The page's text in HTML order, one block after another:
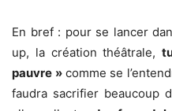
En bref : pour se lancer
up, la création théâtrale,
pauvre » comme se
faudra sacrifier beaucoup